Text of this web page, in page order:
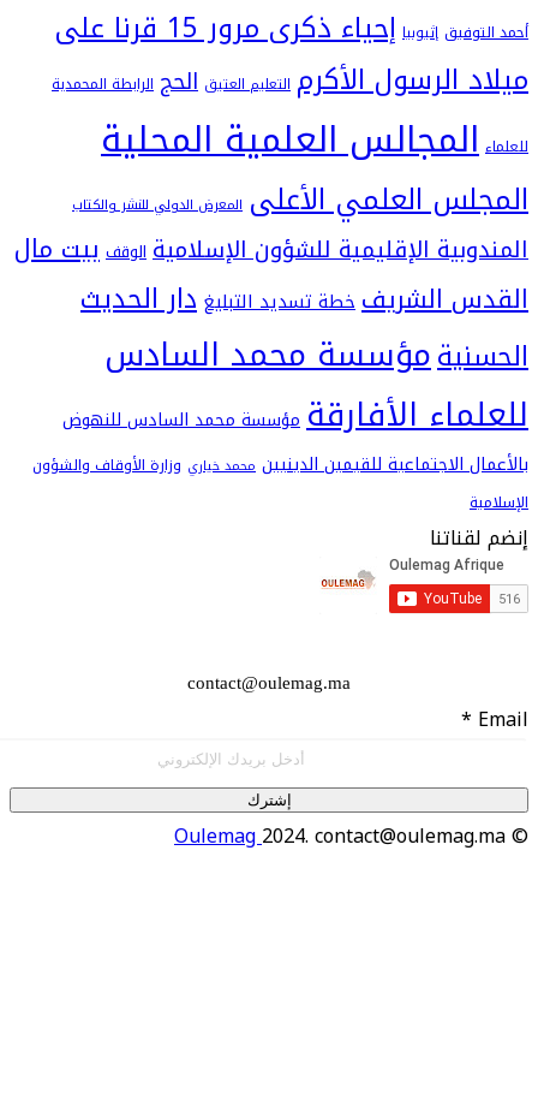
إثيوبيا
إحياء ذكرى مرور 15 قرنا على
الرسول الأكرم التعليم العتيق الحج الرابطة المحمدية
العلمية المحلية
العلمي الأعلى المعرض الدولي للنشر والكتاب
الإقليمية للشؤون الإسلامية الوقف بيت مال
الشريفخطة تسديد التبليغدار الحديث
مؤسسة محمد السادس
الأفارقةمؤسسة محمد السادس للنهوض
الاجتماعية للقيمين الدينيين محمد خياري وزارة الأوقاف والشؤون
contact@oulemag.ma
Oulemag2024.